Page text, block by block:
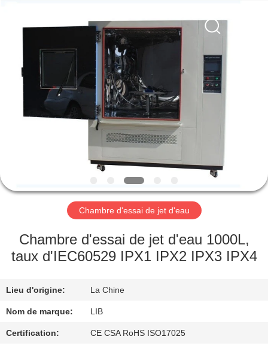
MAISON
PRODUITS
DE
NOUS
VISITE
D'USINE
CONTRÔLE
DE
QUALITÉ
Simulation
Chambre d'essai de jet d'eau
Chambre d'essai de jet d'eau 1000L,
taux d'IEC60529 IPX1 IPX2 IPX3 IPX4
Lieu d'origine: La Chine
Nom de marque: LIB
Certification: CE CSA RoHS ISO17025